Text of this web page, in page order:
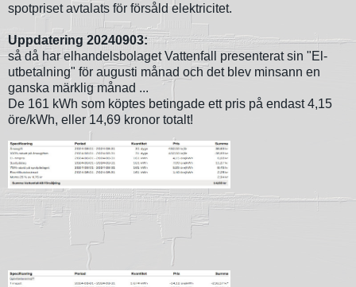
spotpriset avtalats för försåld elektricitet.
Uppdatering 20240903:
så då har elhandelsbolaget Vattenfall presenterat sin "El-
utbetalning" för augusti månad och det blev minsann en
ganska märklig månad ...
De 161 kWh som köptes betingade ett pris på endast 4,15
öre/kWh, eller 14,69 kronor totalt!